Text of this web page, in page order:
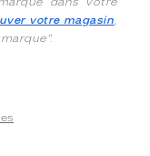
votre magasin,